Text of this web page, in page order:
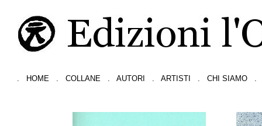
HOME COLLANE AUTORI ARTISTI CHI SIAMO